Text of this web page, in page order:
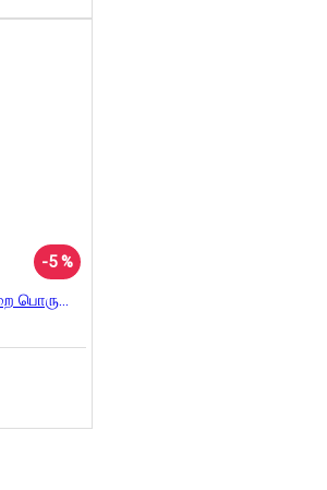
-5 %
இராமாயண உள்ளுறை பொருளும் தென்னிந்திய சாதி வரலாறும்